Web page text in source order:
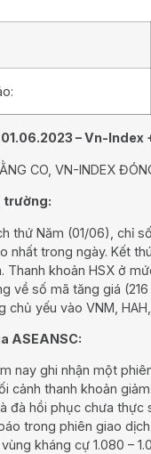
01.06.2023 – Vn-Index
CO, VN-INDEX
trường:
thứ Năm (01/06), chỉ
nhất trong ngày. Kết
Thanh khoản HSX ở
về số mã tăng giá
chủ yếu vào VNM,
ASEANSC:
nay ghi nhận một
cảnh thanh khoản
đà hồi phục chưa
trong phiên giao
kháng cự 1.080 –